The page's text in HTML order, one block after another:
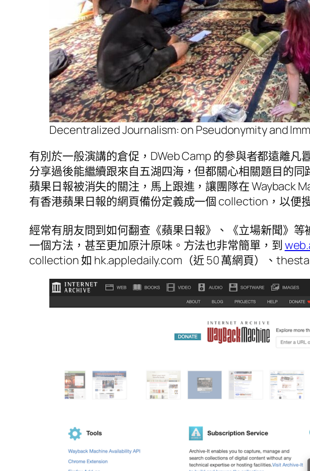
Decentralized Journalism: on Pseudonymity and
有別於一般演講的倉促，DWeb Camp 的參與者都遠離
分享過後能繼續跟來自五湖四海，但都關心相關題目的
蘋果日報被消失的關注，馬上跟進，讓團隊在 Wayback
有香港蘋果日報的網頁備份定義成一個 collection，以便
經常有朋友問到如何翻查《蘋果日報》、《立場新聞》
一個方法，甚至更加原汁原味。方法也非常簡單，到
collection 如 hk.appledaily.com（近 50 萬網頁）、